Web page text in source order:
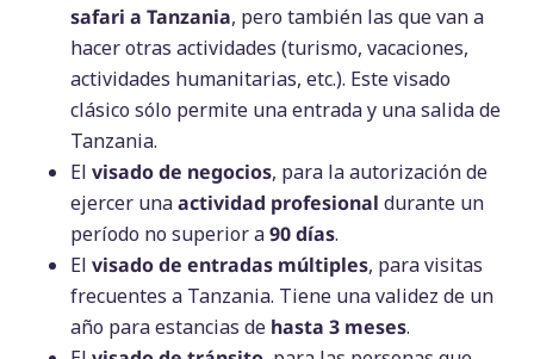
safari a Tanzania, pero también las que van a
hacer otras actividades (turismo, vacaciones,
actividades humanitarias, etc.). Este visado
clásico sólo permite una entrada y una salida de
Tanzania.
Elvisado de negocios, para la autorización de
ejercer unaactividad profesionaldurante un
período no superior a90 días.
Elvisado de entradas múltiples, para visitas
frecuentes a Tanzania. Tiene una validez de un
año para estancias de hasta 3 meses.